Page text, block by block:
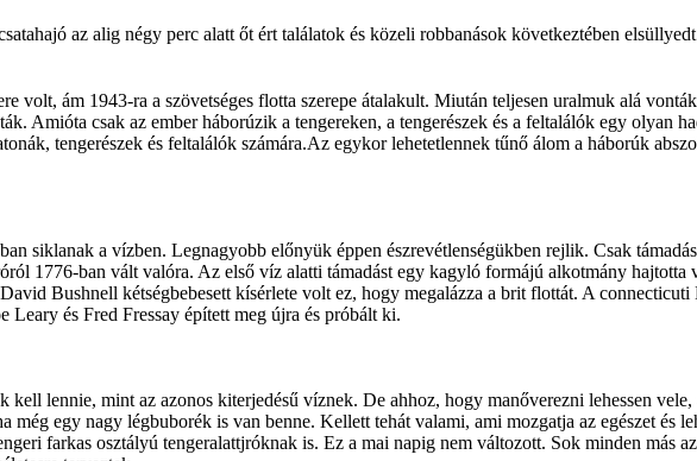
az alig négy perc alatt őt ért találatok és közeli robbanások következtében
volt, ám 1943-ra a szövetséges flotta szerepe átalakult. Miután teljesen uralmuk alá
Amióta csak az ember háborúzik a tengereken, a tengerészek és a feltalálók egy olyan
tengerészek és feltalálók számára.Az egykor lehetetlennek tűnő álom a háborúk
siklanak a vízben. Legnagyobb előnyük éppen észrevétlenségükben rejlik. Csak
1776-ban vált valóra. Az első víz alatti támadást egy kagyló formájú alkotmány hajtotta
Bushnell kétségbebesett kísérlete volt ez, hogy megalázza a brit flottát. A connecticuti
Leary és Fred Fressay épített meg újra és próbált ki.
lennie, mint az azonos kiterjedésű víznek. De ahhoz, hogy manőverezni lehessen
egy nagy légbuborék is van benne. Kellett tehát valami, ami mozgatja az egészet és
farkas osztályú tengeralattjróknak is. Ez a mai napig nem változott. Sok minden más